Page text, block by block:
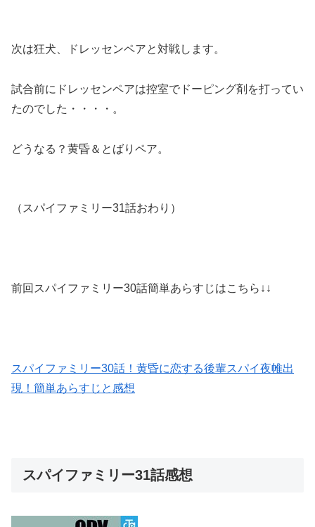
次は狂犬、ドレッセンペアと対戦します。
試合前にドレッセンペアは控室でドーピング剤を打ってい
たのでした・・・・。
どうなる？黄昏＆とばりペア。
（スパイファミリー31話おわり）
前回スパイファミリー30話簡単あらすじはこちら↓↓
スパイファミリー30話！黄昏に恋する後輩スパイ夜帷出
現！簡単あらすじと感想
スパイファミリー31話感想